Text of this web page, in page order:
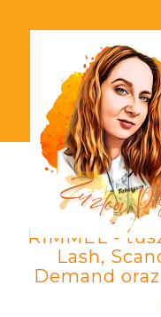
RIMMEL -
Lash,
Demand